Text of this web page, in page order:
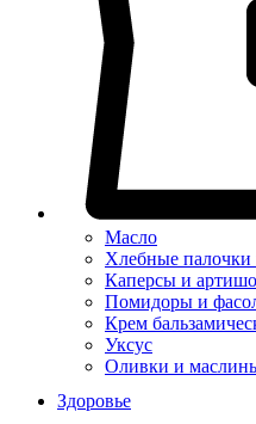
Масло
Хлебные
Каперсы и
Помидоры и
Крем
Уксус
Оливки и
Здоровье